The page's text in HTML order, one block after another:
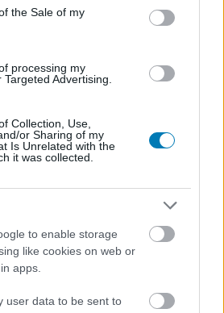
the Sale of my
processing my
Advertising.
Collection, Use,
or Sharing of my
Is Unrelated with the
it was collected.
to enable storage
like cookies on web or
apps.
user data to be sent to
újraértelmezte James Bondot,
First Light folytatást akar, a